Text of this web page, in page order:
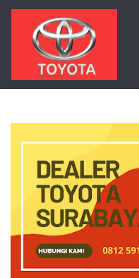
Langsung ke konten utama